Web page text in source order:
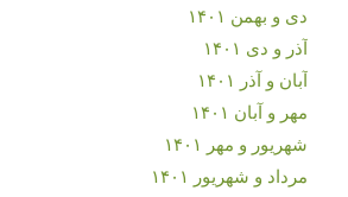
دی و بهمن ۱۴۰۱
آذر و دی ۱۴۰۱
آبان و آذر ۱۴۰۱
مهر و آبان ۱۴۰۱
شهریور و مهر ۱۴۰۱
مرداد و شهریور ۱۴۰۱